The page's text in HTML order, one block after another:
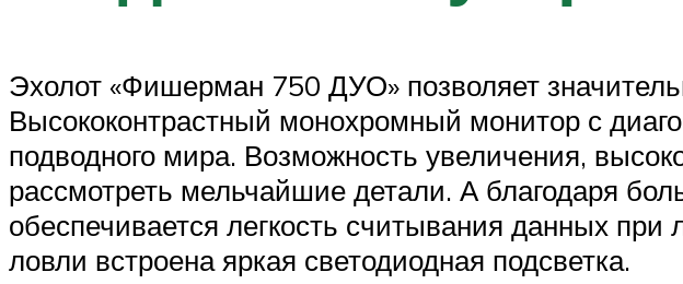
Эхолот «Фишерман 750 ДУО» позволяет
Высококонтрастный монохромный монитор с
подводного мира. Возможность увеличения,
рассмотреть мельчайшие детали. А благодаря
обеспечивается легкость считывания данных
ловли встроена яркая светодиодная подсветка.